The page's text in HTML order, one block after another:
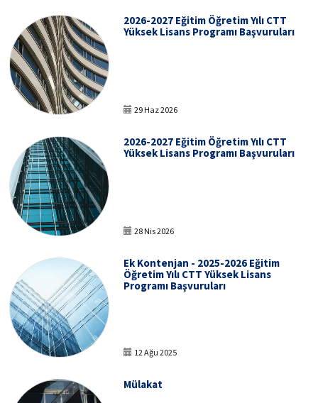
2026-2027 Eğitim Öğretim Yılı CTT
Yüksek Lisans Programı Başvuruları
29 Haz 2026
2026-2027 Eğitim Öğretim Yılı CTT
Yüksek Lisans Programı Başvuruları
28 Nis 2026
Ek Kontenjan - 2025-2026 Eğitim
Öğretim Yılı CTT Yüksek Lisans
Programı Başvuruları
12 Ağu 2025
Mülakat